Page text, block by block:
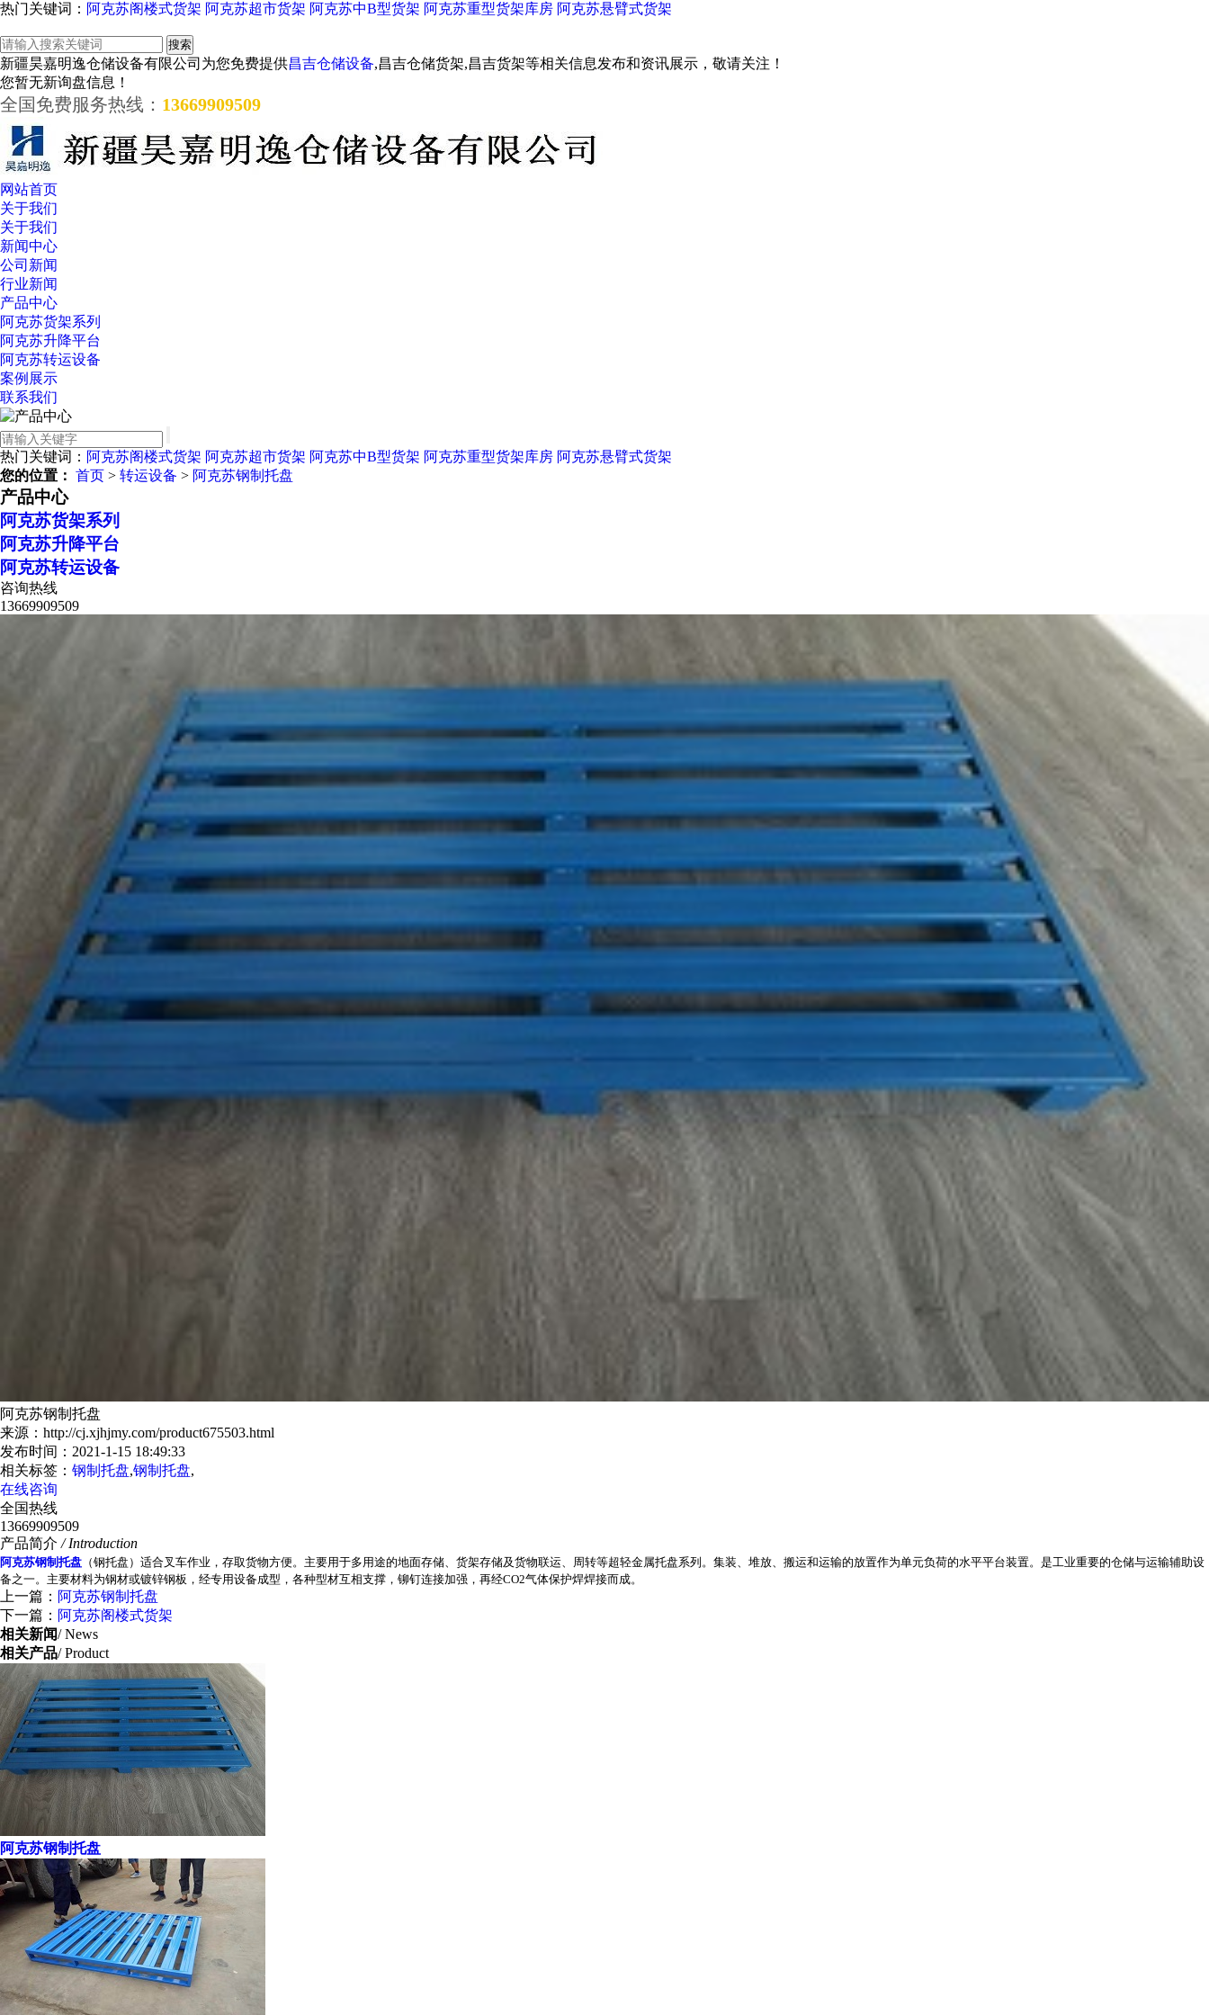
热门关键词： 阿克苏阁楼式货架 阿克苏超市货架 阿克苏中B型货架 阿克苏重型货架库房 阿克苏悬臂式货架
新疆昊嘉明逸仓储设备有限公司为您免费提供昌吉仓储设备,昌吉仓储货架,昌吉货架等相关信息发布和资讯展示，敬请关注！
您暂无新询盘信息！
全国免费服务热线： 13669909509
网站首页
关于我们
关于我们
新闻中心
公司新闻
行业新闻
产品中心
阿克苏货架系列
阿克苏升降平台
阿克苏转运设备
案例展示
联系我们
热门关键词： 阿克苏阁楼式货架 阿克苏超市货架 阿克苏中B型货架 阿克苏重型货架库房 阿克苏悬臂式货架
您的位置： 首页 > 转运设备 > 阿克苏钢制托盘
产品中心
阿克苏货架系列
阿克苏升降平台
阿克苏转运设备
咨询热线
13669909509
阿克苏钢制托盘
来源：http://cj.xjhjmy.com/product675503.html
发布时间：2021-1-15 18:49:33
相关标签： 钢制托盘,钢制托盘,
在线咨询
全国热线
13669909509
产品简介 / Introduction
阿克苏钢制托盘 （钢托盘）适合叉车作业，存取货物方便。主要用于多用途的地面存储、货架存储及货物联运、周转等超轻金属托盘系列。集装、堆放、搬运和运输的放置作为单元负荷的水平平台装置。是工业重要的仓储与运输辅助设
备之一。主要材料为钢材或镀锌钢板，经专用设备成型，各种型材互相支撑，铆钉连接加强，再经CO2气体保护焊焊接而成。
上一篇： 阿克苏钢制托盘
下一篇： 阿克苏阁楼式货架
相关新闻/ News
相关产品/ Product
阿克苏钢制托盘